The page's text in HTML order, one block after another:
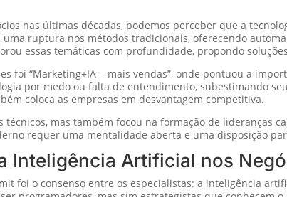
nas últimas décadas, podemos perceber que a
ruptura nos métodos tradicionais, oferecendo
essas temáticas com profundidade, propondo
foi “Marketing+IA = mais vendas”, onde pontuou a
por medo ou falta de entendimento, subestimando
coloca as empresas em desvantagem competitiva.
mas também focou na formação de lideranças
requer uma mentalidade aberta e uma disposição
Inteligência Artificial nos
foi o consenso entre os especialistas: a inteligência